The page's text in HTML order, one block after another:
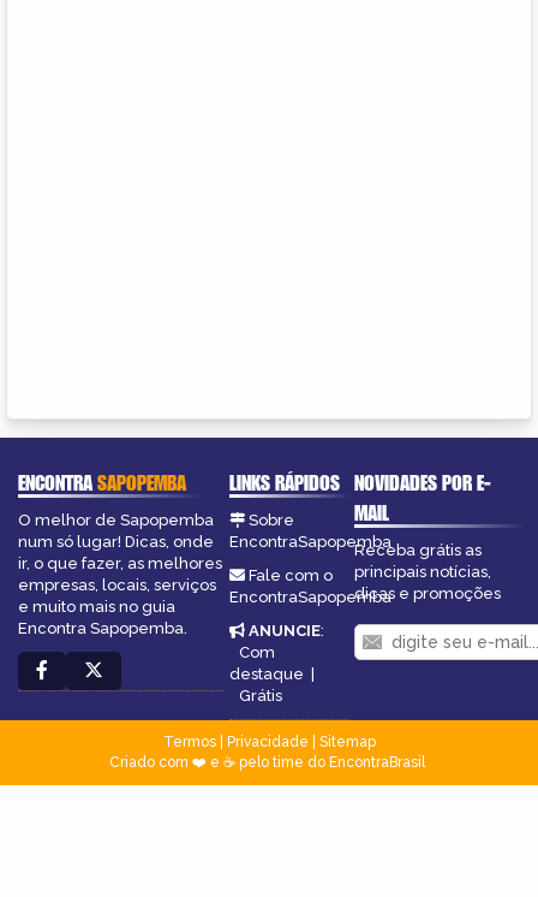
ENCONTRASAPOPEMBA
O melhor de Sapopemba
num só lugar! Dicas, onde
ir, o que fazer, as melhores
empresas, locais, serviços
e muito mais no guia
Encontra Sapopemba.
LINKS RÁPIDOS
Sobre
EncontraSapopemba
Fale com o
EncontraSapopemba
ANUNCIE:
Com
destaque |
Grátis
NOVIDADES POR E-
MAIL
Receba grátis as
principais notícias,
dicas e promoções
Termos| Privacidade
Sitemap
Criado com ❤️ e ☕ pelo time do EncontraBrasil